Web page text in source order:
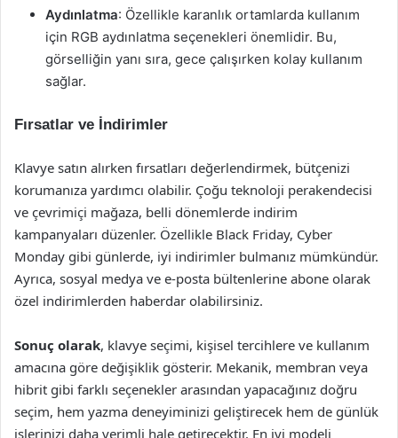
Aydınlatma: Özellikle karanlık ortamlarda kullanım
için RGB aydınlatma seçenekleri önemlidir. Bu,
görselliğin yanı sıra, gece çalışırken kolay kullanım
sağlar.
Fırsatlar ve İndirimler
Klavye satın alırken fırsatları değerlendirmek, bütçenizi
korumanıza yardımcı olabilir. Çoğu teknoloji perakendecisi
ve çevrimiçi mağaza, belli dönemlerde indirim
kampanyaları düzenler. Özellikle Black Friday, Cyber
Monday gibi günlerde, iyi indirimler bulmanız mümkündür.
Ayrıca, sosyal medya ve e-posta bültenlerine abone olarak
özel indirimlerden haberdar olabilirsiniz.
Sonuç olarak, klavye seçimi, kişisel tercihlere ve kullanım
amacına göre değişiklik gösterir. Mekanik, membran veya
hibrit gibi farklı seçenekler arasından yapacağınız doğru
seçim, hem yazma deneyiminizi geliştirecek hem de günlük
işlerinizi daha verimli hale getirecektir. En iyi modeli